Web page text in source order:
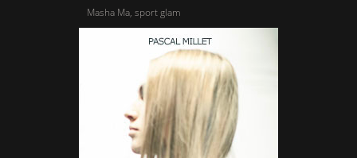
Masha Ma, sport glam